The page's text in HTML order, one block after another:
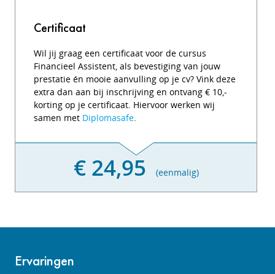
Certificaat
Wil jij graag een certificaat voor de cursus
Financieel Assistent, als bevestiging van jouw
prestatie én mooie aanvulling op je cv? Vink deze
extra dan aan bij inschrijving en ontvang € 10,-
korting op je certificaat. Hiervoor werken wij
samen met Diplomasafe.
€ 24,95 (eenmalig)
Ervaringen